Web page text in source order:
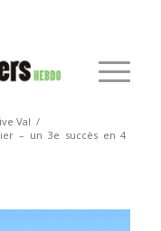
Val /
– un 3e succès en 4